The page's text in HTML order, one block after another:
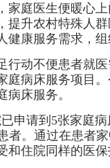
庭医生便暖心上
提升农村特殊人
健康服务需求，
动不便患者就医
庭病床服务项目
病床服务。
请到5张家庭病
者。通过在患者
和住院同样的医